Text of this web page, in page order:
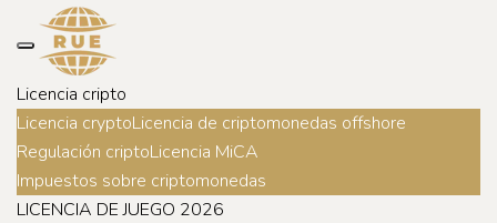
Licencia cripto
Licencia cryptoLicencia de criptomonedas offshore
Regulación criptoLicencia MiCA
Impuestos sobre criptomonedas
LICENCIA DE JUEGO 2026